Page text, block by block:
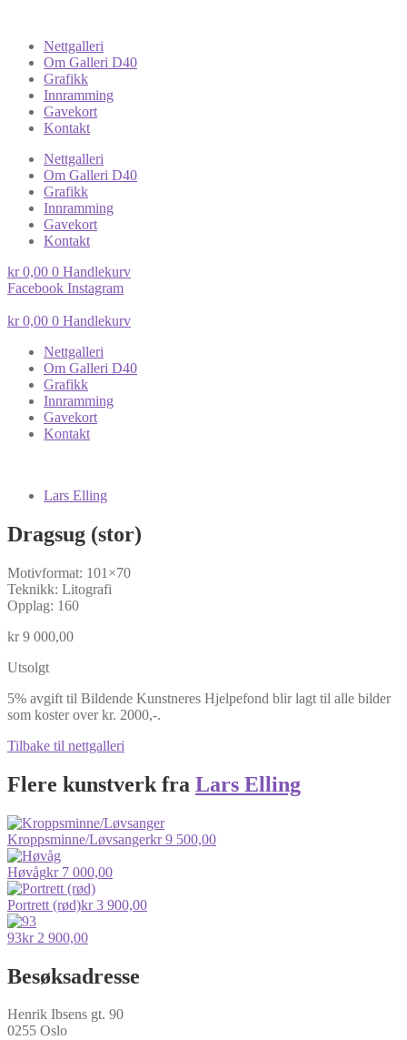
Nettgalleri
Om Galleri D40
Grafikk
Innramming
Gavekort
Kontakt
Nettgalleri
Om Galleri D40
Grafikk
Innramming
Gavekort
Kontakt
kr0,00 0 Handlekurv
Facebook Instagram
kr0,00 0 Handlekurv
Nettgalleri
Om Galleri D40
Grafikk
Innramming
Gavekort
Kontakt
Lars Elling
Dragsug (stor)
Motivformat: 101×70
Teknikk: Litografi
Opplag: 160
kr9 000,00
Utsolgt
5% avgift til Bildende Kunstneres Hjelpefond blir lagt til alle bilder
som koster over kr. 2000,-.
Tilbake til nettgalleri
Flere kunstverk fra Lars Elling
Kroppsminne/Løvsangerkr9 500,00
Høvågkr7 000,00
Portrett (rød)kr3 900,00
93kr2 900,00
Besøksadresse
Henrik Ibsens gt. 90
0255 Oslo